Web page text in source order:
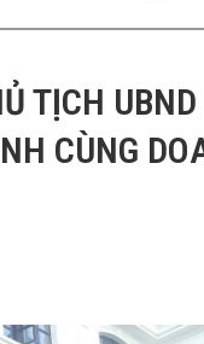
TỊCH UBND
CÙNG